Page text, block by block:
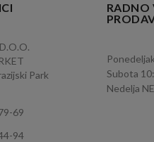
Park
69
94
RADNO
Subota
Nedelja